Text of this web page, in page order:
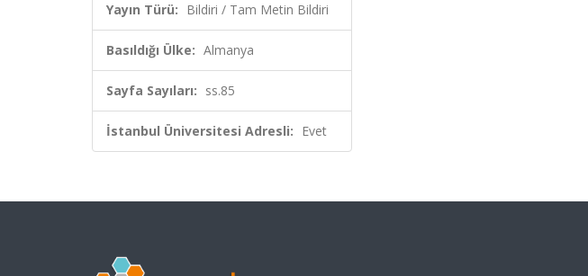
Yayın Türü: Bildiri / Tam Metin Bildiri
Basıldığı Ülke: Almanya
Sayfa Sayıları: ss.85
İstanbul Üniversitesi Adresli: Evet